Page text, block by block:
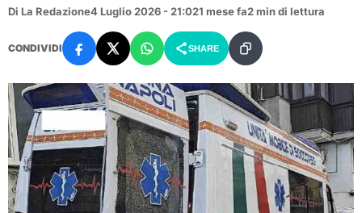
Di La Redazione4 Luglio 2026 - 21:021 mese fa2 min di lettura
CONDIVIDI SHARE